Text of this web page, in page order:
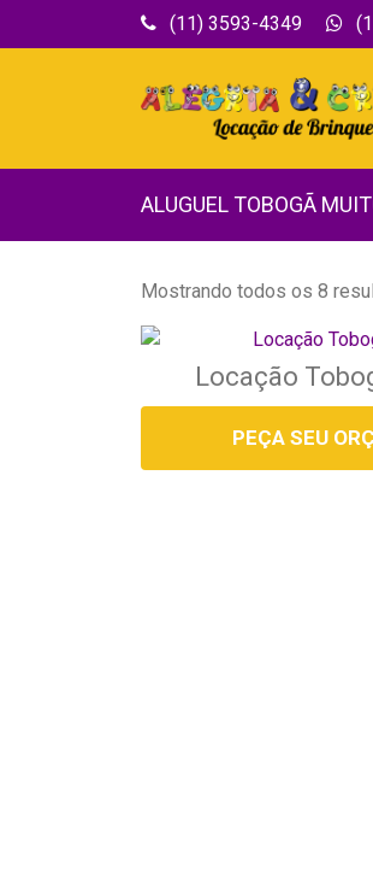
(11) 3593-4349
ALUGUEL TOBOGÃ
Mostrando todos os 8
Locação
PEÇA SEU